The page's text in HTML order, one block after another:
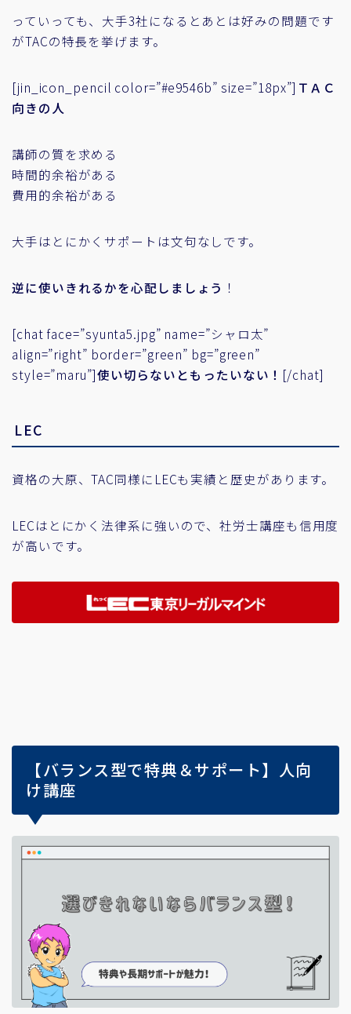
っていっても、大手3社になるとあとは好みの問題です
がTACの特長を挙げます。
[jin_icon_pencil color=”#e9546b” size=”18px”] ＴＡＣ
向きの人
講師の質を求める
時間的余裕がある
費用的余裕がある
大手はとにかくサポートは文句なしです。
逆に使いきれるかを心配しましょう ！
[chat face=”syunta5.jpg” name=”シャロ太”
align=”right” border=”green” bg=”green”
style=”maru”]使い切らないともったいない！ [/chat]
LEC
資格の大原、TAC同様にLECも実績と歴史があります。
LECはとにかく法律系に強いので、社労士講座も信用度
が高いです。
【バランス型で特典＆サポート】人向
け講座